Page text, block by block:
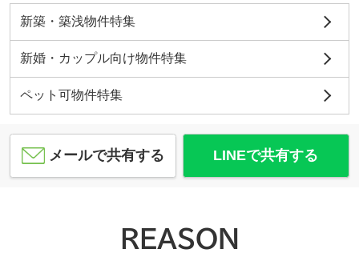
新築・築浅物件特集
新婚・カップル向け物件特集
ペット可物件特集
メールで共有する LINEで共有する
REASON